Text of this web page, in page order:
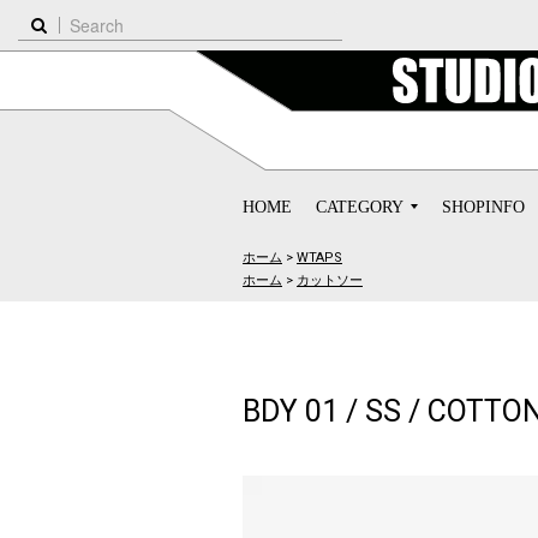
HOME CATEGORY SHOPINFO
ホーム >WTAPS
ホーム > カットソー
BDY 01 / SS /